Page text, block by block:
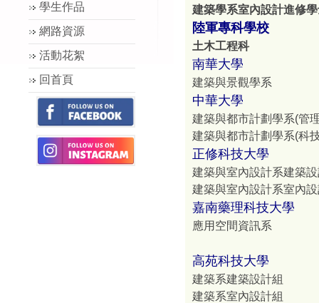
學生作品
網路資源
活動花絮
回首頁
建築學系室內設計進修
陸軍專科學校
土木工程科
南華大學
建築與景觀學系
中華大學
建築與都市計劃學系(管
建築與都市計劃學系(科
正修科技大學
建築與室內設計系建築
建築與室內設計系室內
嘉南藥理科技大學
應用空間資訊系
高苑科技大學
建築系建築設計組
建築系室內設計組